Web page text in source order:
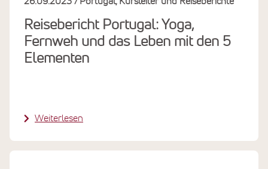
Reisebericht Portugal: Yoga,
Fernweh und das Leben mit den 5
Elementen
Weiterlesen